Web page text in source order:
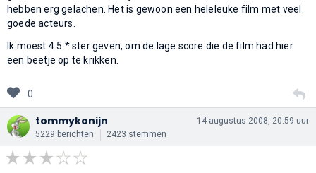
hebben erg gelachen. Het is gewoon een heleleuke film met veel
goede acteurs.
Ik moest 4.5 * ster geven, om de lage score die de film had hier
een beetje op te krikken.
0
tommykonijn
5229 berichten 2423 stemmen
14 augustus 2008, 20:59 uur